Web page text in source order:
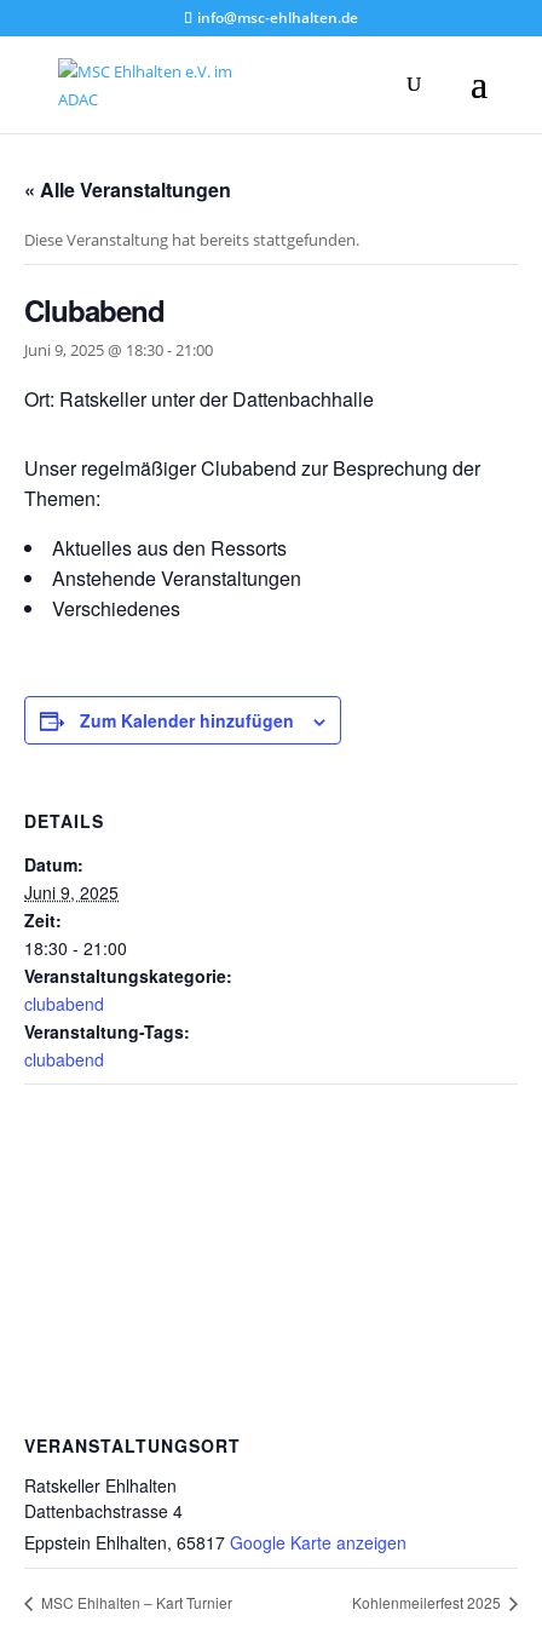
info@msc-ehlhalten.de
« Alle Veranstaltungen
Diese Veranstaltung hat bereits stattgefunden.
Clubabend
Juni 9, 2025 @ 18:30-21:00
Ort: Ratskeller unter der Dattenbachhalle
Unser regelmäßiger Clubabend zur Besprechung der
Themen:
Aktuelles aus den Ressorts
Anstehende Veranstaltungen
Verschiedenes
Zum Kalender hinzufügen
DETAILS
Datum:
Juni 9, 2025
Zeit:
18:30 - 21:00
Veranstaltungskategorie:
clubabend
Veranstaltung-Tags:
clubabend
VERANSTALTUNGSORT
Ratskeller Ehlhalten
Dattenbachstrasse 4
Eppstein Ehlhalten, 65817 Google Karte anzeigen
MSC Ehlhalten – Kart Turnier Kohlenmeilerfest 2025